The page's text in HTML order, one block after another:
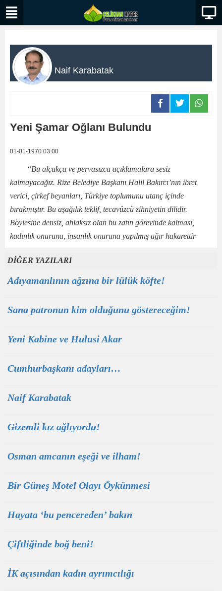
Naif Karabatak
Yeni Şamar Oğlanı Bulundu
01-01-1970 03:00
“Bu alçakça ve pervasızca açıklamalara sesiz
kalmayacağız. Rize Belediye Başkanı Halil Bakırcı’nın ibret
verici, çirkef beyanları, Türkiye toplumunu utanç içinde
bırakmıştır. Bu aşağılık teklif, tecavüzcü zihniyetin dilidir.
Böylesine densiz, ahlaksız olan bu zatın görevinde kalması,
kadınlık onuruna, insanlık onuruna yapılmış ağır hakarettir
DİĞER YAZILARI
Adıyamanlının ağzına bir lülük köfte!
Sana patronun kim olduğunu göstereceğim!
Yeni Kabine ve Hulusi Akar
Cumhurbaşkanı adayları…
Naif Karabatak
Gizemli kız ağlıyordu!
Osman amcanın eşeği ve ilham!
Bir Güneş Motel Olayı Öykünmesi
Hayata ‘bu pencereden’ bakın
Çiftliğinde boğ beni!
İK açısından kadın ayrımcılığı